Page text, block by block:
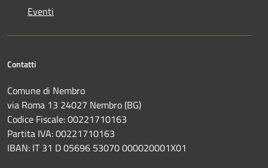
Eventi
Contatti
Comune di Nembro
via Roma 13 24027 Nembro (BG)
Codice Fiscale: 00221710163
Partita IVA: 00221710163
IBAN: IT 31 D 05696 53070 000020001X01